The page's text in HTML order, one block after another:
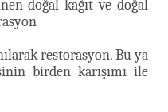
doğal kağıt ve doğal
restorasyon. Bu ya
birden karışımı ile